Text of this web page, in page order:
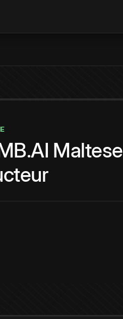
Maltese